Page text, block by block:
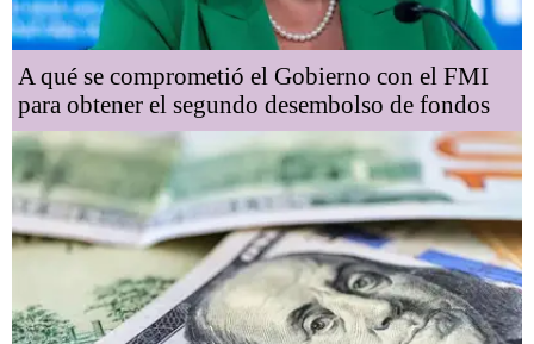
A qué se comprometió el Gobierno con el FMI
para obtener el segundo desembolso de fondos